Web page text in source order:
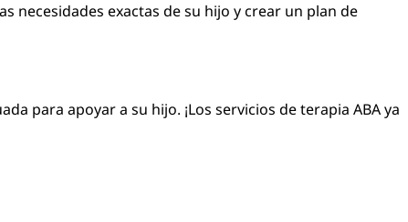
necesidades exactas de su hijo y crear un plan de
para apoyar a su hijo. ¡Los servicios de terapia ABA ya